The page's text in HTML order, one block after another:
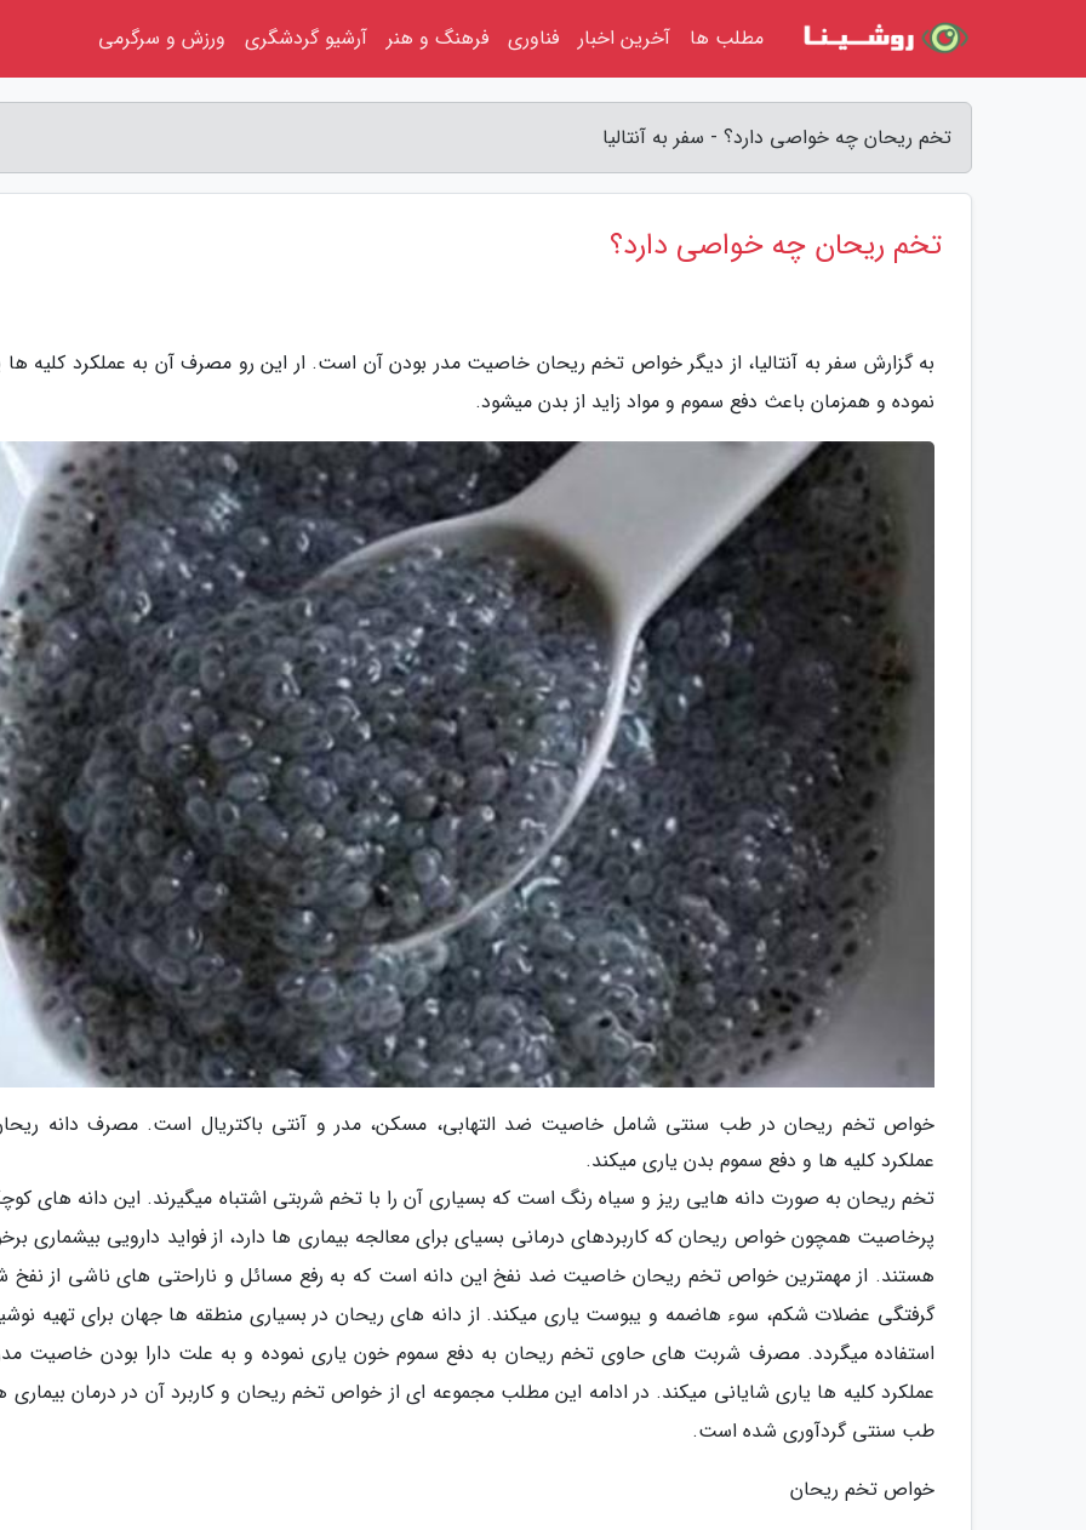
تخم ریحان چه خواصی دارد؟ - سفر به آنتالیا
تخم ریحان چه خواصی دارد؟
به گزارش سفر به آنتالیا، از دیگر خواص تخم ریحان خاصیت مدر بودن آن است. ار این رو مصرف آن به عملکرد کلیه ها
نموده و همزمان باعث دفع سموم و مواد زاید از بدن میشود.
خواص تخم ریحان در طب سنتی شامل خاصیت ضد التهابی، مسکن، مدر و آنتی باکتریال است. مصرف دانه
عملکرد کلیه ها و دفع سموم بدن یاری میکند.
تخم ریحان به صورت دانه هایی ریز و سیاه رنگ است که بسیاری آن را با تخم شربتی اشتباه میگیرند. این دانه های
پرخاصیت همچون خواص ریحان که کاربردهای درمانی بسیای برای معالجه بیماری ها دارد، از فواید دارویی بیشماری
هستند. از مهمترین خواص تخم ریحان خاصیت ضد نفخ این دانه است که به رفع مسائل و ناراحتی های ناشی از نفخ
گرفتگی عضلات شکم، سوء هاضمه و یبوست یاری میکند. از دانه های ریحان در بسیاری منطقه ها جهان برای تهیه
استفاده میگردد. مصرف شربت های حاوی تخم ریحان به دفع سموم خون یاری نموده و به علت دارا بودن خاصیت
عملکرد کلیه ها یاری شایانی میکند. در ادامه این مطلب مجموعه ای از خواص تخم ریحان و کاربرد آن در درمان بیماری
طب سنتی گردآوری شده است.
خواص تخم ریحان
مطلب ها آخرین اخبار فناوری فرهنگ و هنر آرشیو گردشگری ورزش و سرگرمی